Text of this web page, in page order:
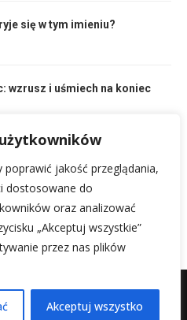
jakość przeglądania,
dostosowane do
oraz analizować
„Akceptuj wszystkie”
przez nas plików
Akceptuj wszystko
się w tym imieniu?
wzrusz i uśmiech na koniec
i makijaż dla Twojego
Kontakt z nami